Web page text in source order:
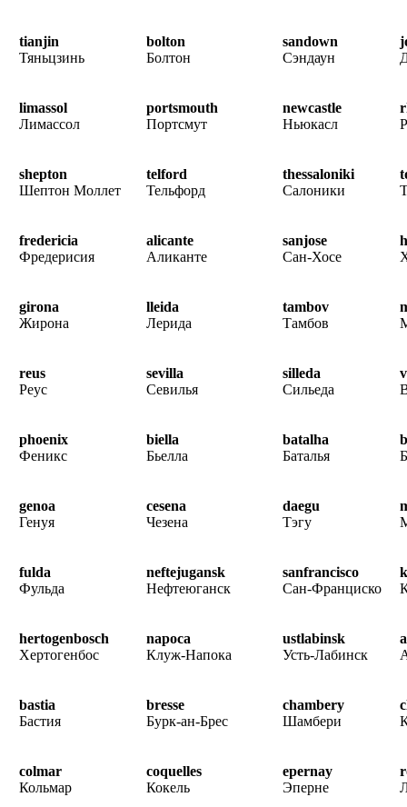
tianjin
Тяньцзинь
bolton
Болтон
sandown
Сэндаун
limassol
Лимассол
portsmouth
Портсмут
newcastle
Ньюкасл
shepton
Шептон Моллет
telford
Тельфорд
thessaloniki
Салоники
fredericia
Фредериcия
alicante
Аликанте
sanjose
Сан-Хосе
girona
Жирона
lleida
Лерида
tambov
Тамбов
reus
Реус
sevilla
Севилья
silleda
Сильеда
phoenix
Феникс
biella
Бьелла
batalha
Баталья
genoa
Генуя
cesena
Чезена
daegu
Тэгу
fulda
Фульда
neftejugansk
Нефтеюганск
sanfrancisco
Сан-Франциско
hertogenbosch
Хертогенбос
napoca
Клуж-Напока
ustlabinsk
Усть-Лабинск
bastia
Бастия
bresse
Бурк-ан-Брес
chambery
Шамбери
colmar
Кольмар
coquelles
Кокель
epernay
Эперне